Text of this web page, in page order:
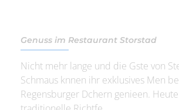
Genuss im Restaurant Storstad
Nicht mehr lange und die Gste von
Schmaus knnen ihr exklusives Men
Regensburger Dchern genieen.